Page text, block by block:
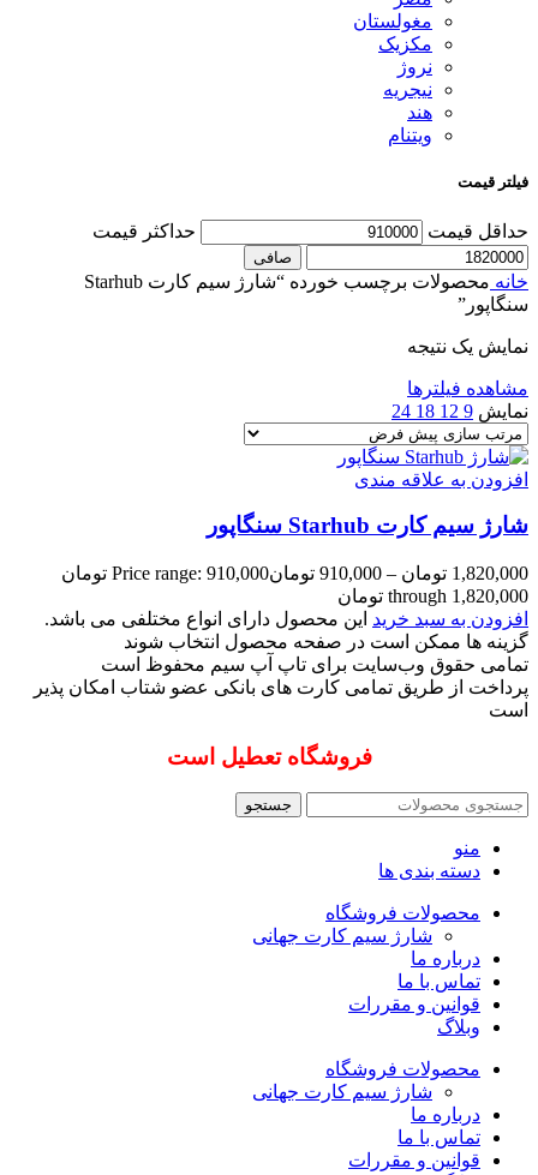
مغولستان
مکزیک
نروژ
نیجریه
هند
ویتنام
فیلتر قیمت
حداقل قیمت حداكثر قيمت
صافی
خانه
محصولات برچسب خورده “شارژ سیم کارت Starhub
سنگاپور”
نمایش یک نتیجه
مشاهده فیلترها
نمایش 9
12
18
24
افزودن به علاقه مندی
شارژ سیم کارت Starhub سنگاپور
1,820,000 تومان –
910,000 تومان
Price range: 910,000 تومان
through 1,820,000 تومان
افزودن به سبد خرید این محصول دارای انواع مختلفی می باشد.
گزینه ها ممکن است در صفحه محصول انتخاب شوند
تمامی حقوق وب‌سایت برای تاپ آپ سیم محفوظ است
پرداخت از طریق تمامی کارت های بانکی عضو شتاب امکان پذیر
است
فروشگاه تعطیل است
جستجو
منو
دسته بندی ها
محصولات فروشگاه
شارژ سیم کارت جهانی
درباره ما
تماس با ما
قوانین و مقررات
وبلاگ
محصولات فروشگاه
شارژ سیم کارت جهانی
درباره ما
تماس با ما
قوانین و مقررات